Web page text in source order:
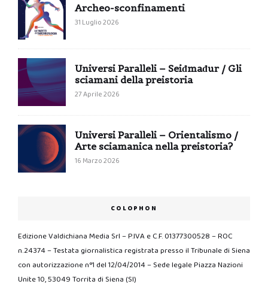
Archeo-sconfinamenti
31 Luglio 2026
Universi Paralleli – Seiđmađur / Gli
sciamani della preistoria
27 Aprile 2026
Universi Paralleli – Orientalismo /
Arte sciamanica nella preistoria?
16 Marzo 2026
COLOPHON
Edizione Valdichiana Media Srl – P.IVA e C.F. 01377300528 – ROC
n.24374 – Testata giornalistica registrata presso il Tribunale di Siena
con autorizzazione n°1 del 12/04/2014 – Sede legale Piazza Nazioni
Unite 10, 53049 Torrita di Siena (SI)